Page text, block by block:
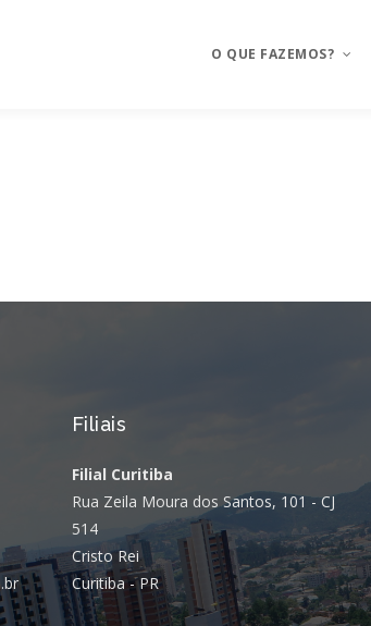
O QUE FAZEMOS?
Ux Design e Pré-projeto
Sistemas de gestão
E-commerce
Vtex E-commerce
Filiais
Filial Curitiba
Rua Zeila Moura dos Santos, 101 - CJ
514
Cristo Rei
Curitiba - PR